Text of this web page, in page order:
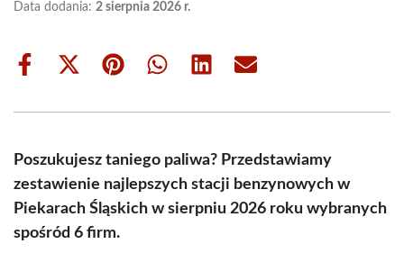
Data dodania: 2 sierpnia 2026 r.
Share
Share
(Twitter)
Share Share Share Share
Poszukujesz taniego paliwa? Przedstawiamy
zestawienie najlepszych stacji benzynowych w
Piekarach Śląskich w sierpniu 2026 roku wybranych
spośród 6 firm.